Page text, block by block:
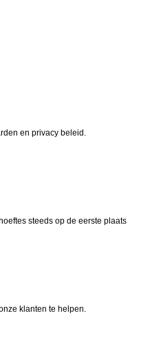
en privacy beleid.
steeds op de eerste plaats
klanten te helpen.